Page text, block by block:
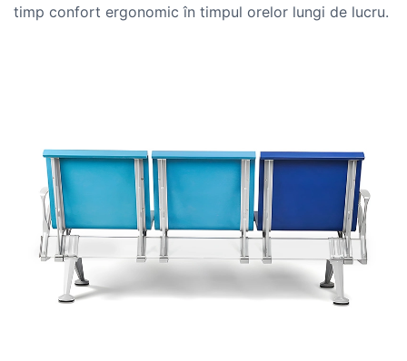
timp confort ergonomic în timpul orelor lungi de lucru.